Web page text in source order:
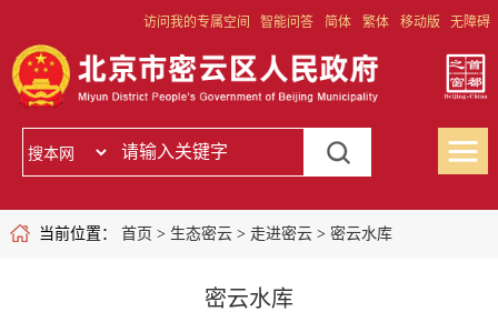
访问我的专属空间 智能问答 简体 繁体 移动版 无障碍
当前位置： 首页 > 生态密云> 走进密云> 密云水库
密云水库